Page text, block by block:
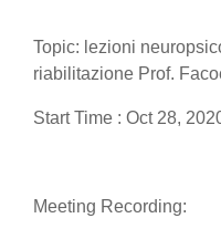
Topic: lezioni
riabilitazione Prof.
Start Time : Oct 28,
Meeting Recording: